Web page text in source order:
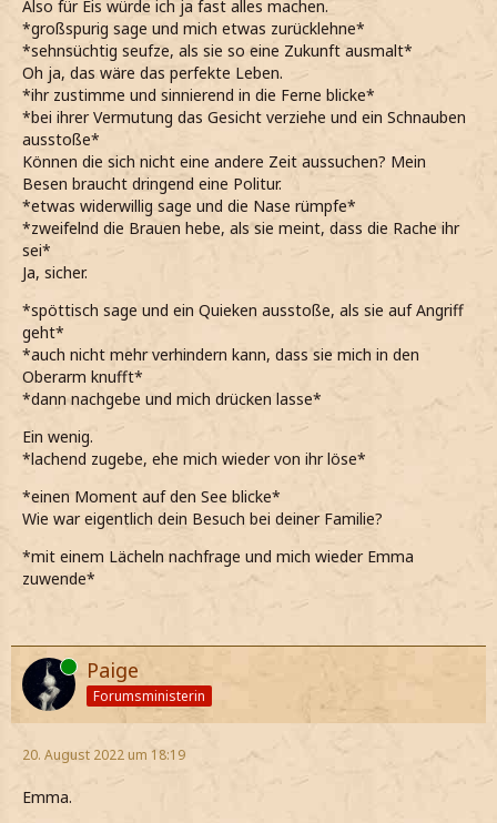
Also für Eis würde ich ja fast alles machen.
*großspurig sage und mich etwas zurücklehne*
*sehnsüchtig seufze, als sie so eine Zukunft ausmalt*
Oh ja, das wäre das perfekte Leben.
*ihr zustimme und sinnierend in die Ferne blicke*
*bei ihrer Vermutung das Gesicht verziehe und ein Schnauben
ausstoße*
Können die sich nicht eine andere Zeit aussuchen? Mein
Besen braucht dringend eine Politur.
*etwas widerwillig sage und die Nase rümpfe*
*zweifelnd die Brauen hebe, als sie meint, dass die Rache ihr
sei*
Ja, sicher.
*spöttisch sage und ein Quieken ausstoße, als sie auf Angriff
geht*
*auch nicht mehr verhindern kann, dass sie mich in den
Oberarm knufft*
*dann nachgebe und mich drücken lasse*
Ein wenig.
*lachend zugebe, ehe mich wieder von ihr löse*
*einen Moment auf den See blicke*
Wie war eigentlich dein Besuch bei deiner Familie?
*mit einem Lächeln nachfrage und mich wieder Emma
zuwende*
Online Paige
Forumsministerin
20. August 2022 um 18:19
Emma.